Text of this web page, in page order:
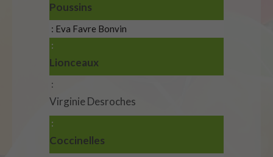
Poussins
Eva Favre Bonvin
Lionceaux
Virginie Desroches
Coccinelles